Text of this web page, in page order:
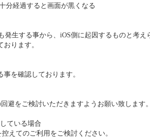
分経過すると画面が黒くなる
発生する事から、iOS側に起因するものと考え
ります。
を確認しております。
避をご検討いただきますようお願い致します
ている場合
えてのご利用をご検討ください。